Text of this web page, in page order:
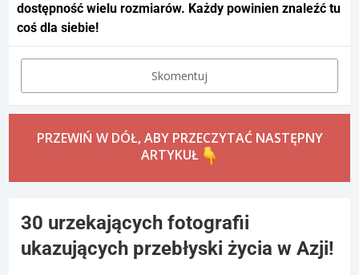
dostępność wielu rozmiarów. Każdy powinien znaleźć tu
coś dla siebie!
Skomentuj
PRZEWIŃ W DÓŁ, ABY PRZECZYTAĆ NASTĘPNY
ARTYKUŁ
30 urzekających fotografii
ukazujących przebłyski życia w Azji!